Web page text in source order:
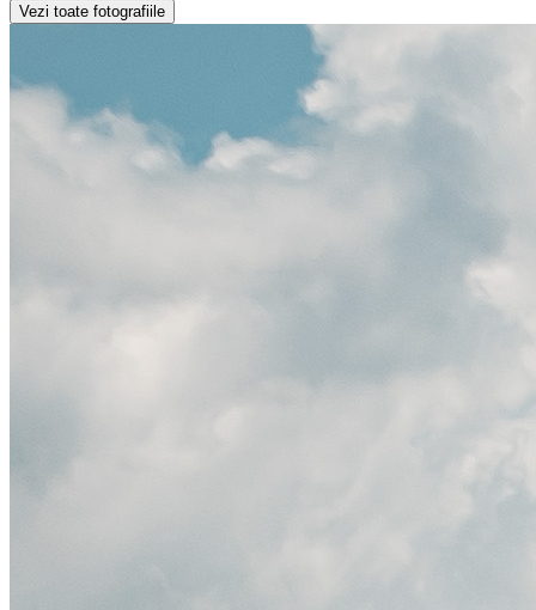
Vezi toate fotografiile